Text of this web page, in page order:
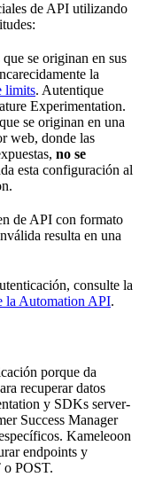
de API utilizando
se originan en sus
la
limits. Autentique
Experimentation.
se originan en una
web, donde las
no se
esta configuración al
de API con formato
resulta en una
consulte la
la Automation API.
porque da
recuperar datos
y SDKs server-
Success Manager
Kameleoon
endpoints y
o POST.